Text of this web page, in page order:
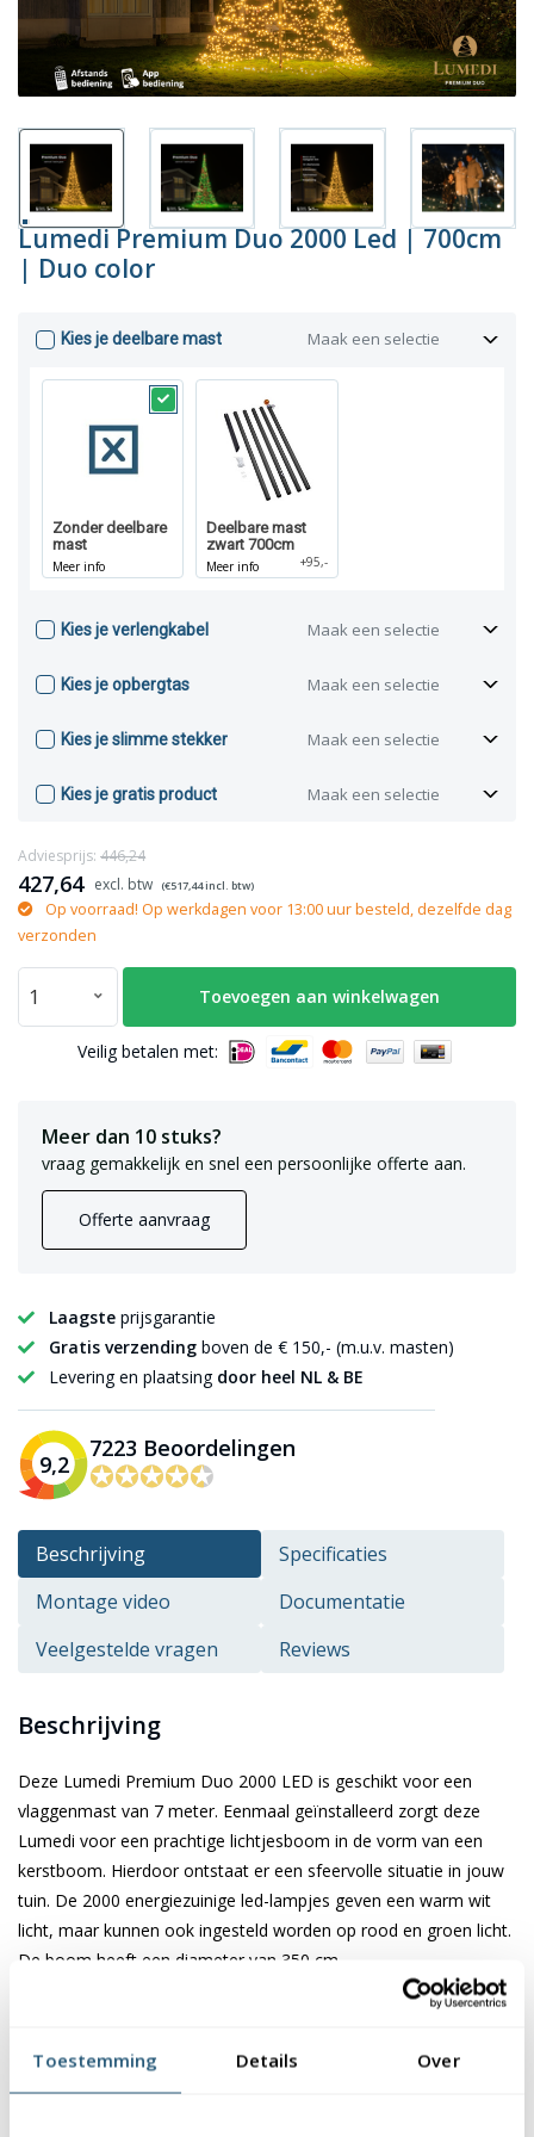
Toestemming Details Over
Lumedi Premium Duo 2000 Led | 700cm
| Duo color
Kies je deelbare mast Maak een selectie
Zonder deelbare
mast
Meer info
Deelbare mast
zwart 700cm
Meer info +95,-
Kies je verlengkabel Maak een selectie
Kies je opbergtas Maak een selectie
Kies je slimme stekker Maak een selectie
Kies je gratis product Maak een selectie
427,64 (€517,44incl. btw)
Adviesprijs: 446,24
Op voorraad! Op werkdagen voor 13:00 uur besteld, dezelfde dag
verzonden
Toevoegen aan winkelwagen
Veilig betalen met:
Meer dan 10 stuks?
vraag gemakkelijk en snel een persoonlijke offerte aan.
Offerte aanvraag
Laagste prijsgarantie
Gratis verzending boven de € 150,- (m.u.v. masten)
Levering en plaatsing door heel NL & BE
9,2
7223 Beoordelingen
✪✪✪✪✪
✪✪✪✪✪
Beschrijving
Specificaties
Montage video
Documentatie
Veelgestelde vragen
Reviews
Beschrijving
Deze Lumedi Premium Duo 2000 LED is geschikt voor een
vlaggenmast van 7 meter. Eenmaal geïnstalleerd zorgt deze
Lumedi voor een prachtige lichtjesboom in de vorm van een
kerstboom. Hierdoor ontstaat er een sfeervolle situatie in jouw
tuin. De 2000 energiezuinige led-lampjes geven een warm wit
licht, maar kunnen ook ingesteld worden op rood en groen licht.
De boom heeft een diameter van 350 cm.
Kenmerken van de Lumedi Premium Duo
De Lumedi is geschikt voor een vlaggenmast van 7 meter. Deze